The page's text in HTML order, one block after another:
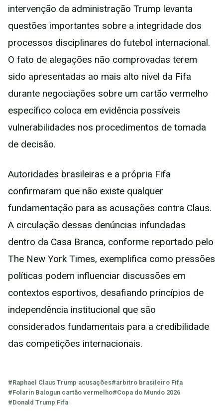
intervenção da administração Trump levanta
questões importantes sobre a integridade dos
processos disciplinares do futebol internacional.
O fato de alegações não comprovadas terem
sido apresentadas ao mais alto nível da Fifa
durante negociações sobre um cartão vermelho
específico coloca em evidência possíveis
vulnerabilidades nos procedimentos de tomada
de decisão.
Autoridades brasileiras e a própria Fifa
confirmaram que não existe qualquer
fundamentação para as acusações contra Claus.
A circulação dessas denúncias infundadas
dentro da Casa Branca, conforme reportado pelo
The New York Times, exemplifica como pressões
políticas podem influenciar discussões em
contextos esportivos, desafiando princípios de
independência institucional que são
considerados fundamentais para a credibilidade
das competições internacionais.
#Raphael Claus Trump acusações#árbitro brasileiro Fifa
#Folarin Balogun cartão vermelho#Copa do Mundo 2026
#Donald Trump Fifa